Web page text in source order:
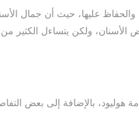
عليها، حيث أن جمال
ولكن يتساءل الكثير
بالإضافة إلى بعض